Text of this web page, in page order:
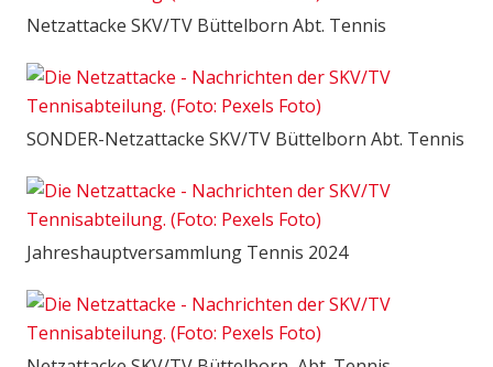
Netzattacke SKV/TV Büttelborn Abt. Tennis
SONDER-Netzattacke SKV/TV Büttelborn Abt. Tennis
Jahreshauptversammlung Tennis 2024